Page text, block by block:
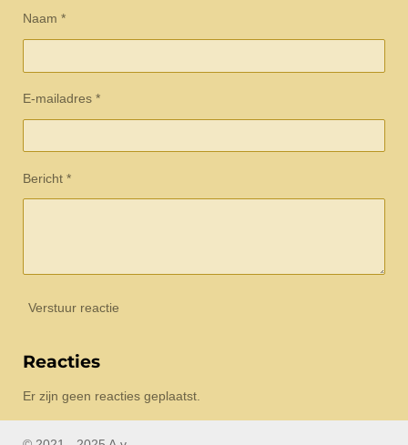
Naam *
E-mailadres *
Bericht *
Verstuur reactie
Reacties
Er zijn geen reacties geplaatst.